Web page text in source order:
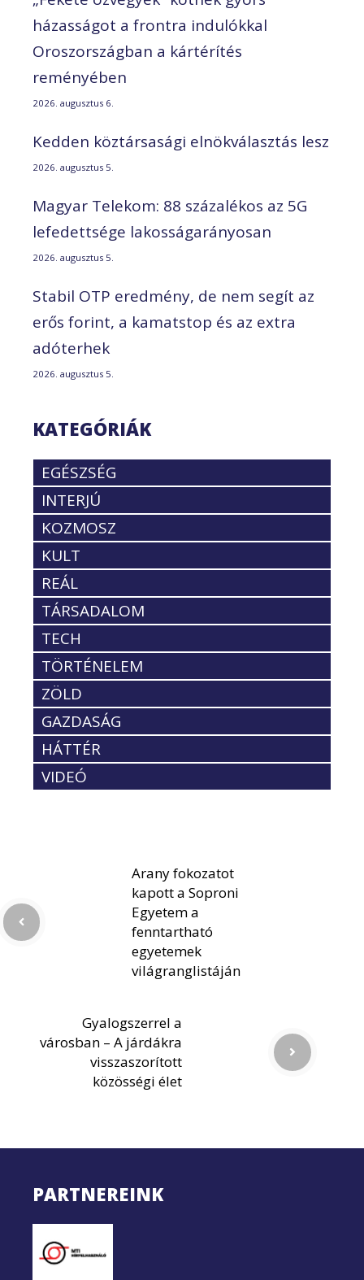
házasságot a frontra indulókkal
Oroszországban a kártérítés
reményében
2026. augusztus 6.
Kedden köztársasági elnökválasztás lesz
2026. augusztus 5.
Magyar Telekom: 88 százalékos az 5G
lefedettsége lakosságarányosan
2026. augusztus 5.
Stabil OTP eredmény, de nem segít az
erős forint, a kamatstop és az extra
adóterhek
2026. augusztus 5.
KATEGÓRIÁK
EGÉSZSÉG
INTERJÚ
KOZMOSZ
KULT
REÁL
TÁRSADALOM
TECH
TÖRTÉNELEM
ZÖLD
GAZDASÁG
HÁTTÉR
VIDEÓ
Arany fokozatot
kapott a Soproni
Egyetem a
fenntartható
egyetemek
világranglistáján
Gyalogszerrel a
városban – A járdákra
visszaszorított
közösségi élet
PARTNEREINK